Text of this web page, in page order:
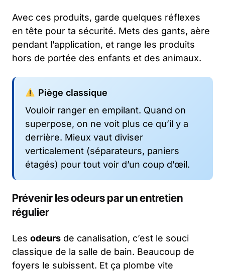
Avec ces produits, garde quelques réflexes
en tête pour ta sécurité. Mets des gants, aère
pendant l’application, et range les produits
hors de portée des enfants et des animaux.
Piège classique
Vouloir ranger en empilant. Quand on
superpose, on ne voit plus ce qu’il y a
derrière. Mieux vaut diviser
verticalement (séparateurs, paniers
étagés) pour tout voir d’un coup d’œil.
Prévenir les odeurs par un entretien
régulier
Les odeurs de canalisation, c’est le souci
classique de la salle de bain. Beaucoup de
foyers le subissent. Et ça plombe vite